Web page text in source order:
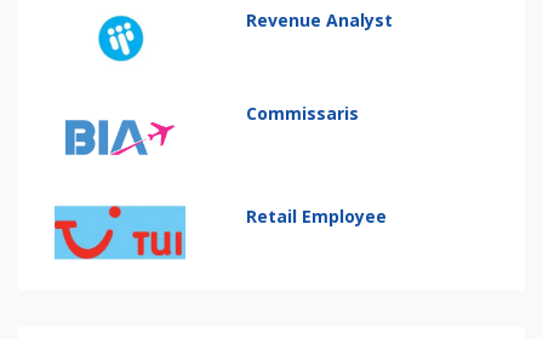
Revenue Analyst
Commissaris
Retail Employee